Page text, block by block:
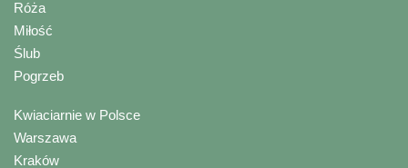
Róża
Miłość
Ślub
Pogrzeb
Kwiaciarnie w Polsce
Warszawa
Kraków